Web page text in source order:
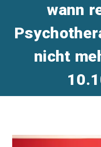
wann
nicht